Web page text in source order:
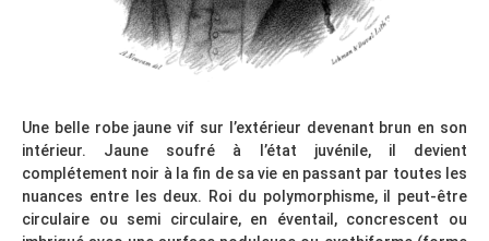
Une belle robe jaune vif sur l’extérieur devenant brun en son
intérieur. Jaune soufré à l’état juvénile, il devient
complétement noir à la fin de sa vie en passant par toutes les
nuances entre les deux. Roi du polymorphisme, il peut-être
circulaire ou semi circulaire, en éventail, concrescent ou